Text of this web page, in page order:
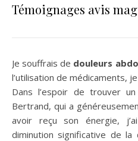
Témoignages avis
Je souffrais de douleurs
l’utilisation de médicaments,
Dans l’espoir de trouver
Bertrand, qui a
avoir reçu son énergie,
diminution significative de